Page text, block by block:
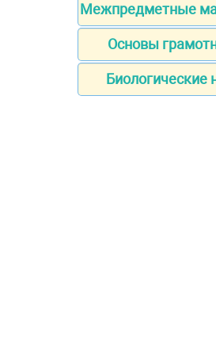
Межпредметные
Основы
Биологические